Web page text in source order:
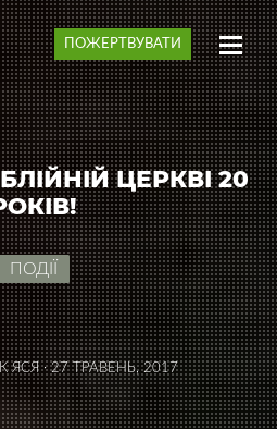
ПОЖЕРТВУВАТИ
ЦЕРКВІ 20
ПОДІЇ
ЯСЯ·27 ТРАВЕНЬ, 2017